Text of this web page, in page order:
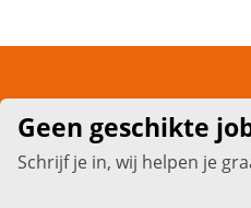
Geen geschikte
Schrijf je in, wij helpen je